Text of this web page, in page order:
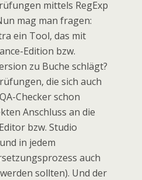
mittels RegExp
mag man fragen:
ein Tool, das mit
Edition bzw.
zu Buche schlägt?
die sich auch
Checker schon
Anschluss an die
bzw. Studio
in jedem
auch
sollten). Und der